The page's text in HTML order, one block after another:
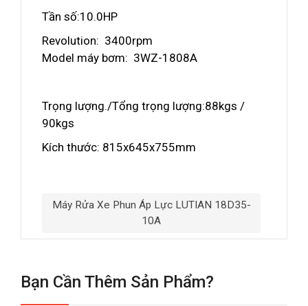
Tần số:10.0HP
Revolution: 3400rpm
Model máy bơm: 3WZ-1808A
Trọng lượng./Tổng trọng lượng:88kgs /
90kgs
Kích thước: 815x645x755mm
Máy Rửa Xe Phun Áp Lực LUTIAN 18D35-
10A
Bạn Cần Thêm Sản Phẩm?